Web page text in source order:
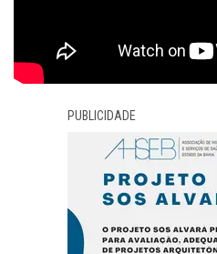
PUBLICIDADE